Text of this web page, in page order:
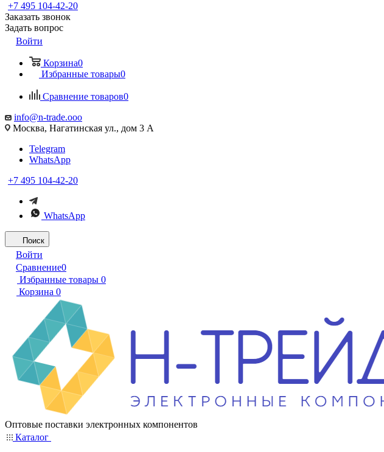
+7 495 104-42-20
Заказать звонок
Задать вопрос
Войти
Корзина0
Избранные товары0
Сравнение товаров0
info@n-trade.ooo
Москва, Нагатинская ул., дом 3 А
Telegram
WhatsApp
+7 495 104-42-20
WhatsApp
Поиск
Войти
Сравнение0
Избранные товары 0
Корзина 0
Оптовые поставки электронных компонентов
Каталог